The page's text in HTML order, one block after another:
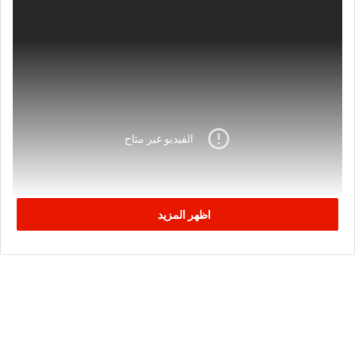
اظهر المزيد